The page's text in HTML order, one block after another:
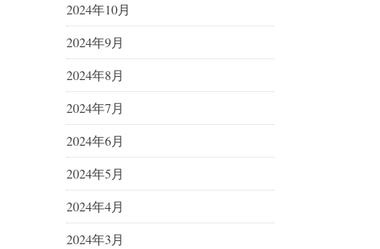
2024年10月
2024年9月
2024年8月
2024年7月
2024年6月
2024年5月
2024年4月
2024年3月